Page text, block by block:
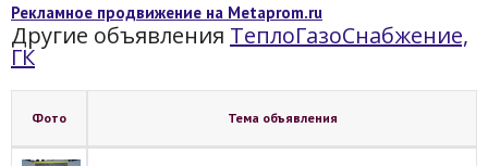
Рекламное продвижение на Metaprom.ru
Другие объявления ТеплоГазоСнабжение,
ГК
Фото Тема объявления